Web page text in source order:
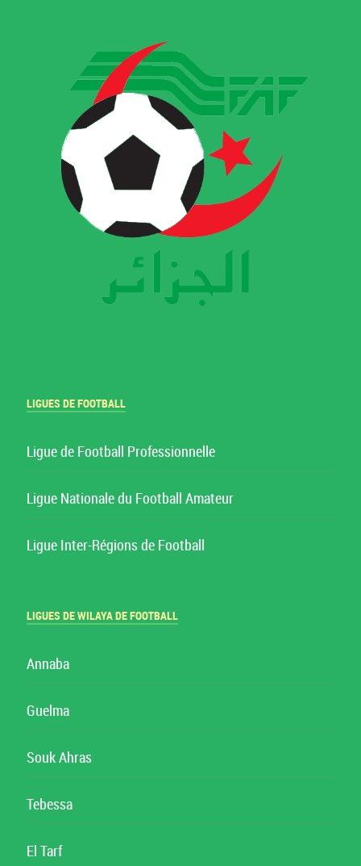
LIGUES DE FOOTBALL
Ligue de Football Professionnelle
Ligue Nationale du Football Amateur
Ligue Inter-Régions de Football
LIGUES DE WILAYA DE FOOTBALL
Annaba
Guelma
Souk Ahras
Tebessa
El Tarf